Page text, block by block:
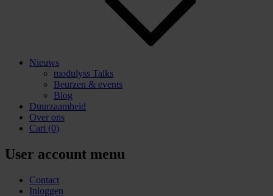
Nieuws
modulyss Talks
Beurzen & events
Blog
Duurzaamheid
Over ons
Cart (0)
User account menu
Contact
Inloggen